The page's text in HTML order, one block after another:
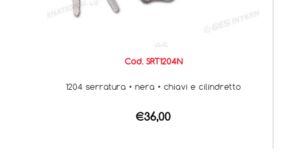
Cod. SRT1204N
1204 serratura • nera • chiavi e cilindretto
€36,00